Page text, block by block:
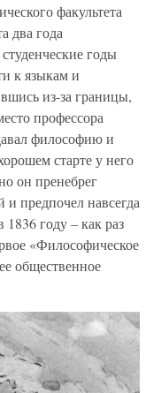
факультета
два года
годы
к языкам и
из-за границы,
профессора
философию и
старте у него
он пренебрег
предпочел навсегда
году – как раз
«Философическое
общественное